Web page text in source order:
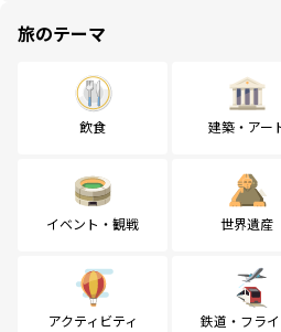
旅のテーマ
飲食 建築・アー
イベント・観戦 世界遺産
アクティビティ 鉄道・フライ